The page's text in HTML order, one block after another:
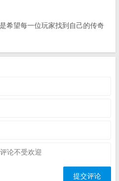
希望每一位玩家找到自己的传奇